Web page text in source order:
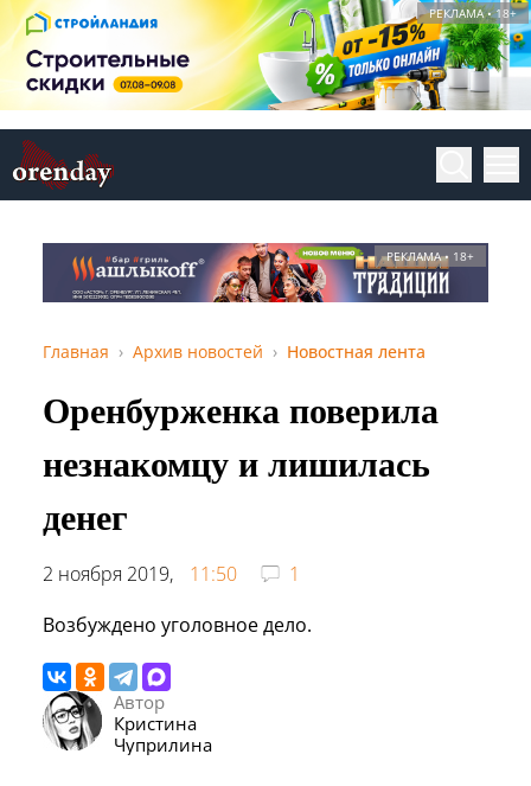
РЕКЛАМА • 18+
РЕКЛАМА • 18+
Главная Архив новостей Новостная лента
Оренбурженка поверила
незнакомцу и лишилась
денег
2 ноября 2019, 11:50
1
Возбуждено уголовное дело.
Автор
Кристина
Чуприлина